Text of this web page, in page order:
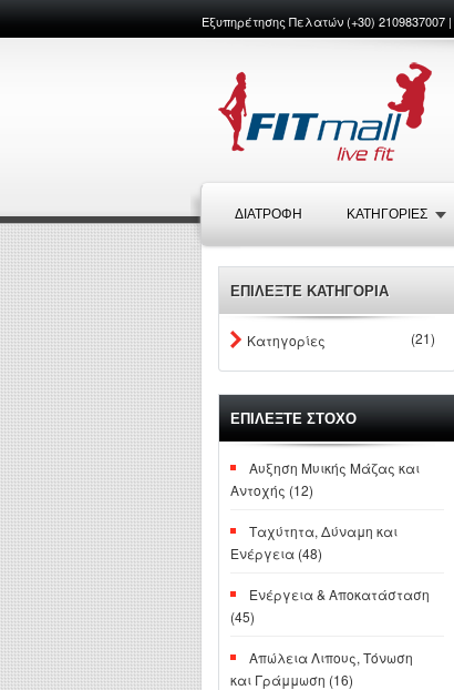
Εξυπηρέτησης Πελατών (+30) 2109837007 |
ΔΙΑΤΡΟΦΉ ΚΑΤΗΓΟΡΙΕΣ
ΕΠΙΛΕΞΤΕ ΚΑΤΗΓΟΡΙΑ
Κατηγορίες (21)
ΕΠΙΛΕΞΤΕ ΣΤΟΧΟ
Αυξηση Μυικής Μάζας και
Αντοχής (12)
Ταχύτητα, Δύναμη και
Ενέργεια (48)
Ενέργεια & Αποκατάσταση
(45)
Απώλεια Λιπους, Τόνωση
και Γράμμωση (16)